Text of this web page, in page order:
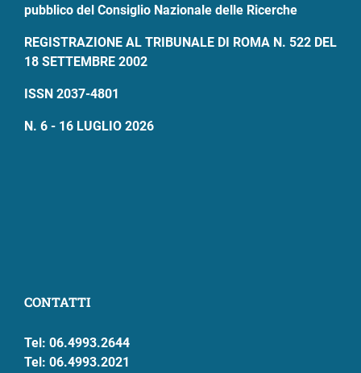
pubblico del Consiglio Nazionale delle Ricerche
REGISTRAZIONE AL TRIBUNALE DI ROMA N. 522 DEL
18 SETTEMBRE 2002
ISSN 2037-4801
N. 6 - 16 LUGLIO 2026
CONTATTI
Tel: 06.4993.2644
Tel: 06.4993.2021